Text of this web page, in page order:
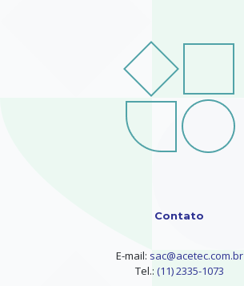
Contato
E-mail: sac@acetec.com.br
Tel.: (11) 2335-1073